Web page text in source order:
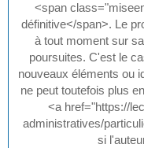
<span
définitive</span>. Le
à tout moment sur
poursuites. C'est le
nouveaux éléments ou
ne peut toutefois plus
<a href="https://
administratives/
si